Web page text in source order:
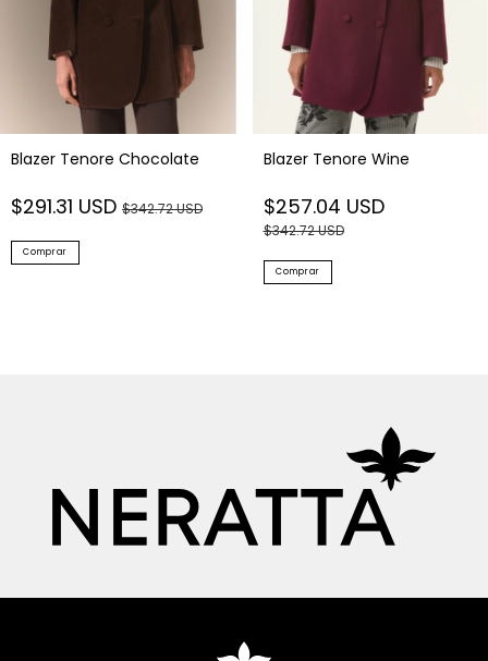
Blazer Tenore Chocolate
$291.31 USD $342.72 USD
Comprar
Blazer Tenore Wine
$257.04 USD
$342.72 USD
Comprar